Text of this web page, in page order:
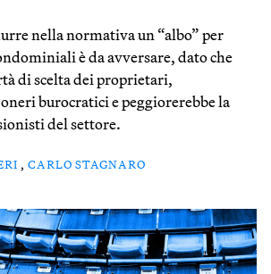
nella normativa un “albo” per
è da avversare, dato che
di scelta dei proprietari,
burocratici e peggiorerebbe la
del settore.
, CARLO STAGNARO